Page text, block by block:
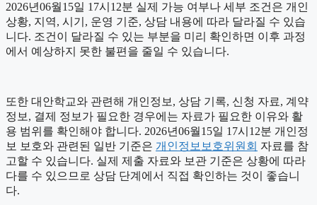
2026년06월15일 17시12분 실제 가능 여부나 세부 조건은 개인
상황, 지역, 시기, 운영 기준, 상담 내용에 따라 달라질 수 있습
니다. 조건이 달라질 수 있는 부분을 미리 확인하면 이후 과정
에서 예상하지 못한 불편을 줄일 수 있습니다.
또한 대안학교와 관련해 개인정보, 상담 기록, 신청 자료, 계약
정보, 결제 정보가 필요한 경우에는 자료가 필요한 이유와 활
용 범위를 확인해야 합니다. 2026년06월15일 17시12분 개인정
보 보호와 관련된 일반 기준은 개인정보보호위원회 자료를 참
고할 수 있습니다. 실제 제출 자료와 보관 기준은 상황에 따라
다를 수 있으므로 상담 단계에서 직접 확인하는 것이 좋습니
다.